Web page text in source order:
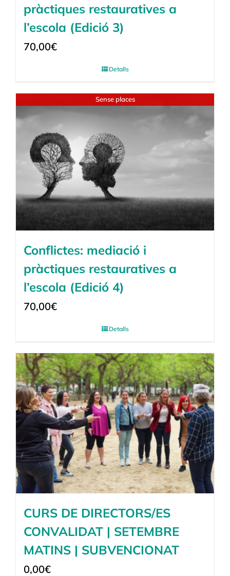
pràctiques restauratives a
l’escola (Edició 3)
70,00€
Detalls
Sense places
Conflictes: mediació i
pràctiques restauratives a
l’escola (Edició 4)
70,00€
Detalls
CURS DE DIRECTORS/ES
CONVALIDAT | SETEMBRE
MATINS | SUBVENCIONAT
0,00€